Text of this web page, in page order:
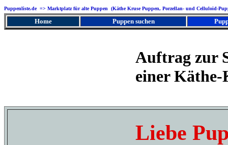
Puppenliste.de => Marktplatz für alte Puppen (Käthe Kruse Puppen, Porzellan- und Celluloid-
Home Puppen suchen
Auftrag zur
einer Käthe-
Liebe